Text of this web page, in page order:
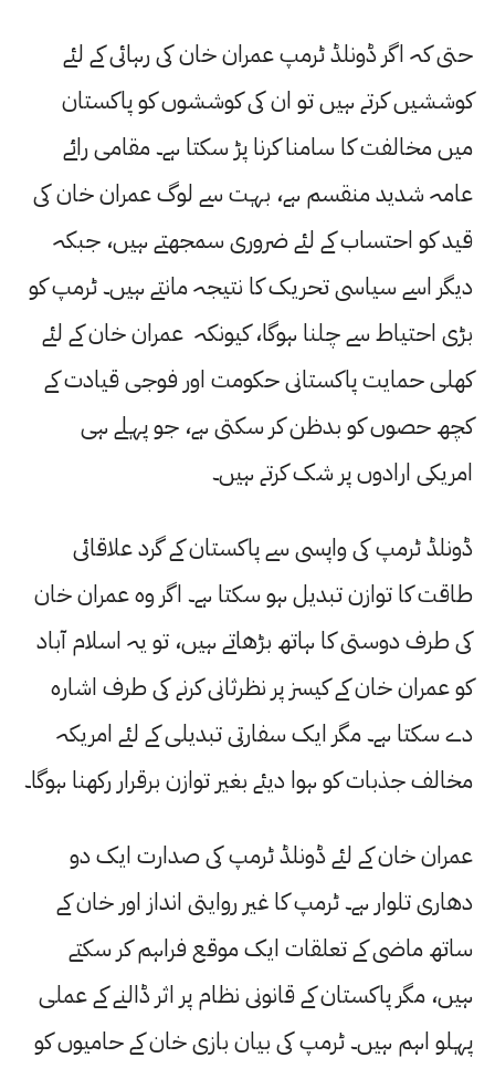
حتی کہ اگر ڈونلڈ ٹرمپ عمران خان کی رہائی کے لئے
کوششیں کرتے ہیں تو ان کی کوششوں کو پاکستان
میں مخالفت کا سامنا کرنا پڑ سکتا ہے۔ مقامی رائے
عامہ شدید منقسم ہے، بہت سے لوگ عمران خان کی
قید کو احتساب کے لئے ضروری سمجھتے ہیں، جبکہ
دیگر اسے سیاسی تحریک کا نتیجہ مانتے ہیں۔ ٹرمپ کو
بڑی احتیاط سے چلنا ہوگا، کیونکہ عمران خان کے لئے
کھلی حمایت پاکستانی حکومت اور فوجی قیادت کے
کچھ حصوں کو بدظن کر سکتی ہے، جو پہلے ہی
امریکی ارادوں پر شک کرتے ہیں۔
ڈونلڈ ٹرمپ کی واپسی سے پاکستان کے گرد علاقائی
طاقت کا توازن تبدیل ہو سکتا ہے۔ اگر وہ عمران خان
کی طرف دوستی کا ہاتھ بڑھاتے ہیں، تو یہ اسلام آباد
کو عمران خان کے کیسز پر نظرثانی کرنے کی طرف اشارہ
دے سکتا ہے۔ مگر ایک سفارتی تبدیلی کے لئے امریکہ
مخالف جذبات کو ہوا دیئے بغیر توازن برقرار رکھنا ہوگا۔
عمران خان کے لئے ڈونلڈ ٹرمپ کی صدارت ایک دو
دھاری تلوار ہے۔ ٹرمپ کا غیر روایتی انداز اور خان کے
ساتھ ماضی کے تعلقات ایک موقع فراہم کر سکتے
ہیں، مگر پاکستان کے قانونی نظام پر اثر ڈالنے کے عملی
پہلو اہم ہیں۔ ٹرمپ کی بیان بازی خان کے حامیوں کو